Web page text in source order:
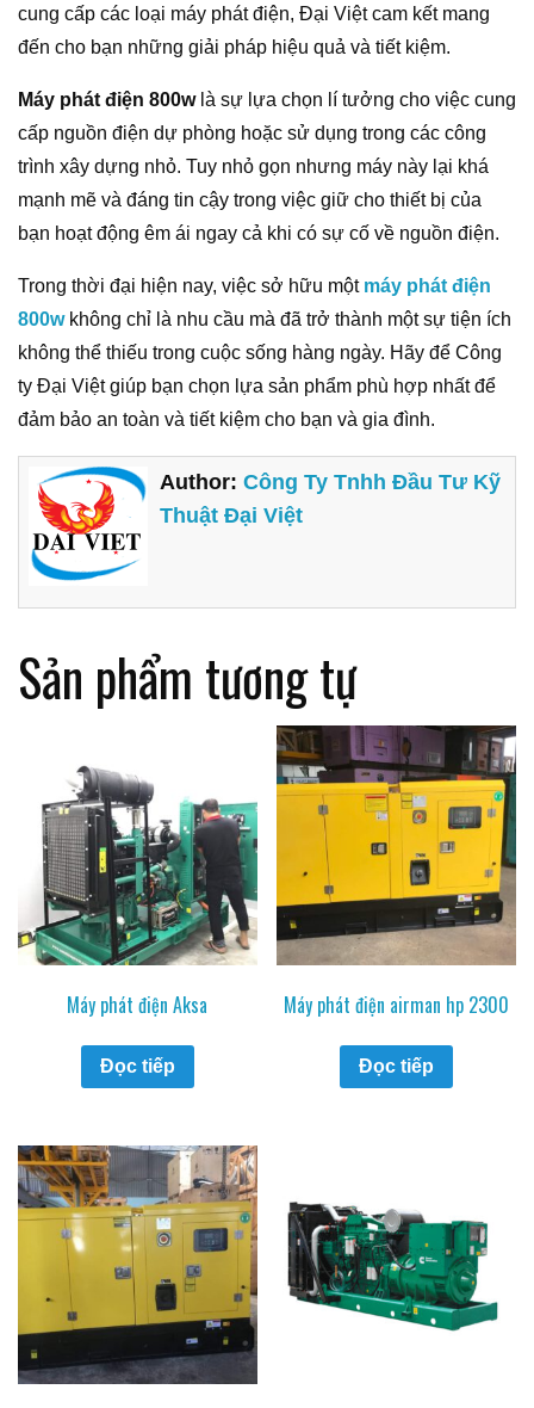
cung cấp các loại máy phát điện, Đại Việt cam kết mang
đến cho bạn những giải pháp hiệu quả và tiết kiệm.
Máy phát điện 800wlà sự lựa chọn lí tưởng cho việc cung
cấp nguồn điện dự phòng hoặc sử dụng trong các công
trình xây dựng nhỏ. Tuy nhỏ gọn nhưng máy này lại khá
mạnh mẽ và đáng tin cậy trong việc giữ cho thiết bị của
bạn hoạt động êm ái ngay cả khi có sự cố về nguồn điện.
Trong thời đại hiện nay, việc sở hữu một máy phát điện
800wkhông chỉ là nhu cầu mà đã trở thành một sự tiện ích
không thể thiếu trong cuộc sống hàng ngày. Hãy để Công
ty Đại Việt giúp bạn chọn lựa sản phẩm phù hợp nhất để
đảm bảo an toàn và tiết kiệm cho bạn và gia đình.
Author:Công Ty Tnhh Đầu Tư Kỹ
Thuật Đại Việt
Sản phẩm tương tự
Máy phát điện Aksa
Đọc tiếp
Máy phát điện airman hp 2300
Đọc tiếp